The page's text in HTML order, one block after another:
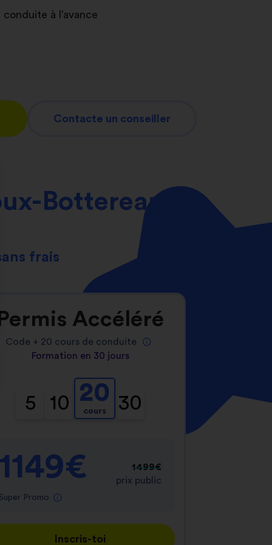
vos Options
vos paramètres de confidentialité, en
à l’avance
Contacte un conseiller
Bottereau
frais
Permis Accéléré
Code + 20 cours de conduite
Formation en 30 jours
5 10 20
cours 30
1149€
Super Promo
1499€
prix public
Inscris-toi